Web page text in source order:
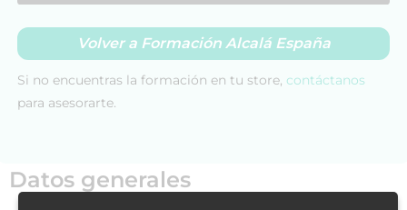
Datos generales
Volver a Formación Alcalá España
Si no encuentras la formación en tu store, contáctanos
para asesorarte.